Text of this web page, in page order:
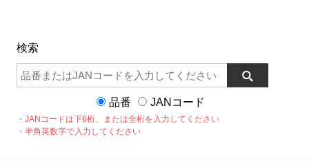
検索
品番 JANコード
・JANコードは下6桁、または全桁を入力してください
・半角英数字で入力してください